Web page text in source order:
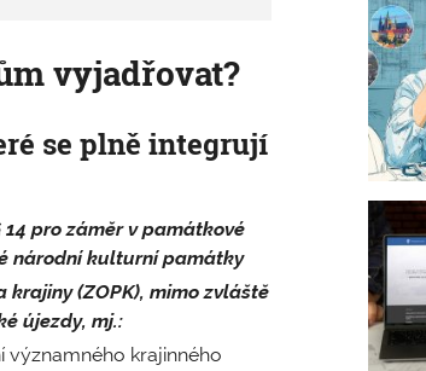
vyjadřovat?
se plně integrují
pro záměr v památkové
národní kulturní památky
(ZOPK), mimo zvláště
újezdy, mj.:
významného krajinného